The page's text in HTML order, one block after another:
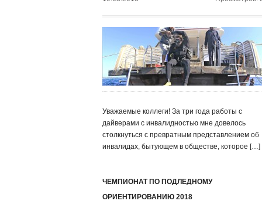
Уважаемые коллеги! За три года работы с
дайверами с инвалидностью мне довелось
столкнуться с превратным представлением об
инвалидах, бытующем в обществе, которое […]
ЧЕМПИОНАТ ПО ПОДЛЕДНОМУ
ОРИЕНТИРОВАНИЮ 2018